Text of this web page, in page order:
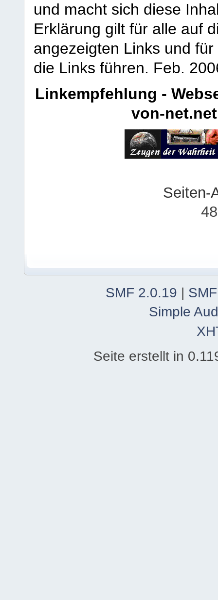
und macht sich diese
Erklärung gilt für alle auf
angezeigten Links und
die Links führen. Feb.
Linkempfehlung -
von-net.net
Seiten-
SMF 2.0.19
Simple
Seite erstellt in